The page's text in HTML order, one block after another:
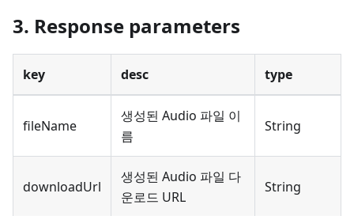
3. Response parameters
key desc type
fileName
생성된 Audio 파일 이
름
String
downloadUrl
생성된 Audio 파일 다
운로드 URL
String